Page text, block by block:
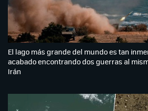
El lago más grande del mundo es tan
acabado encontrando dos guerras al
Irán